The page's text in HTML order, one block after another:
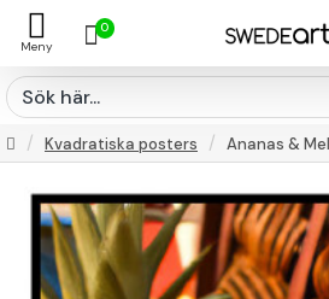
0
Kvadratiska posters Ananas &